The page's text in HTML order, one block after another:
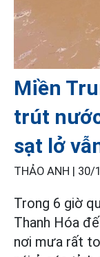
Miền
trút
sạt lở
THẢO ANH | 30/
Trong 6 giờ
Thanh Hóa
nơi mưa rất